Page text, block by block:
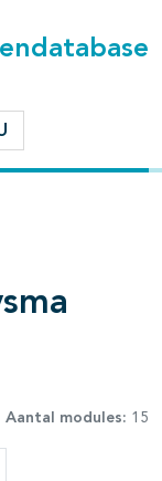
Aantal modules: 15